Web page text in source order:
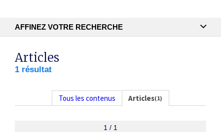
AFFINEZ VOTRE RECHERCHE
Articles
1 résultat
Tous les contenus Articles(1)
1 / 1